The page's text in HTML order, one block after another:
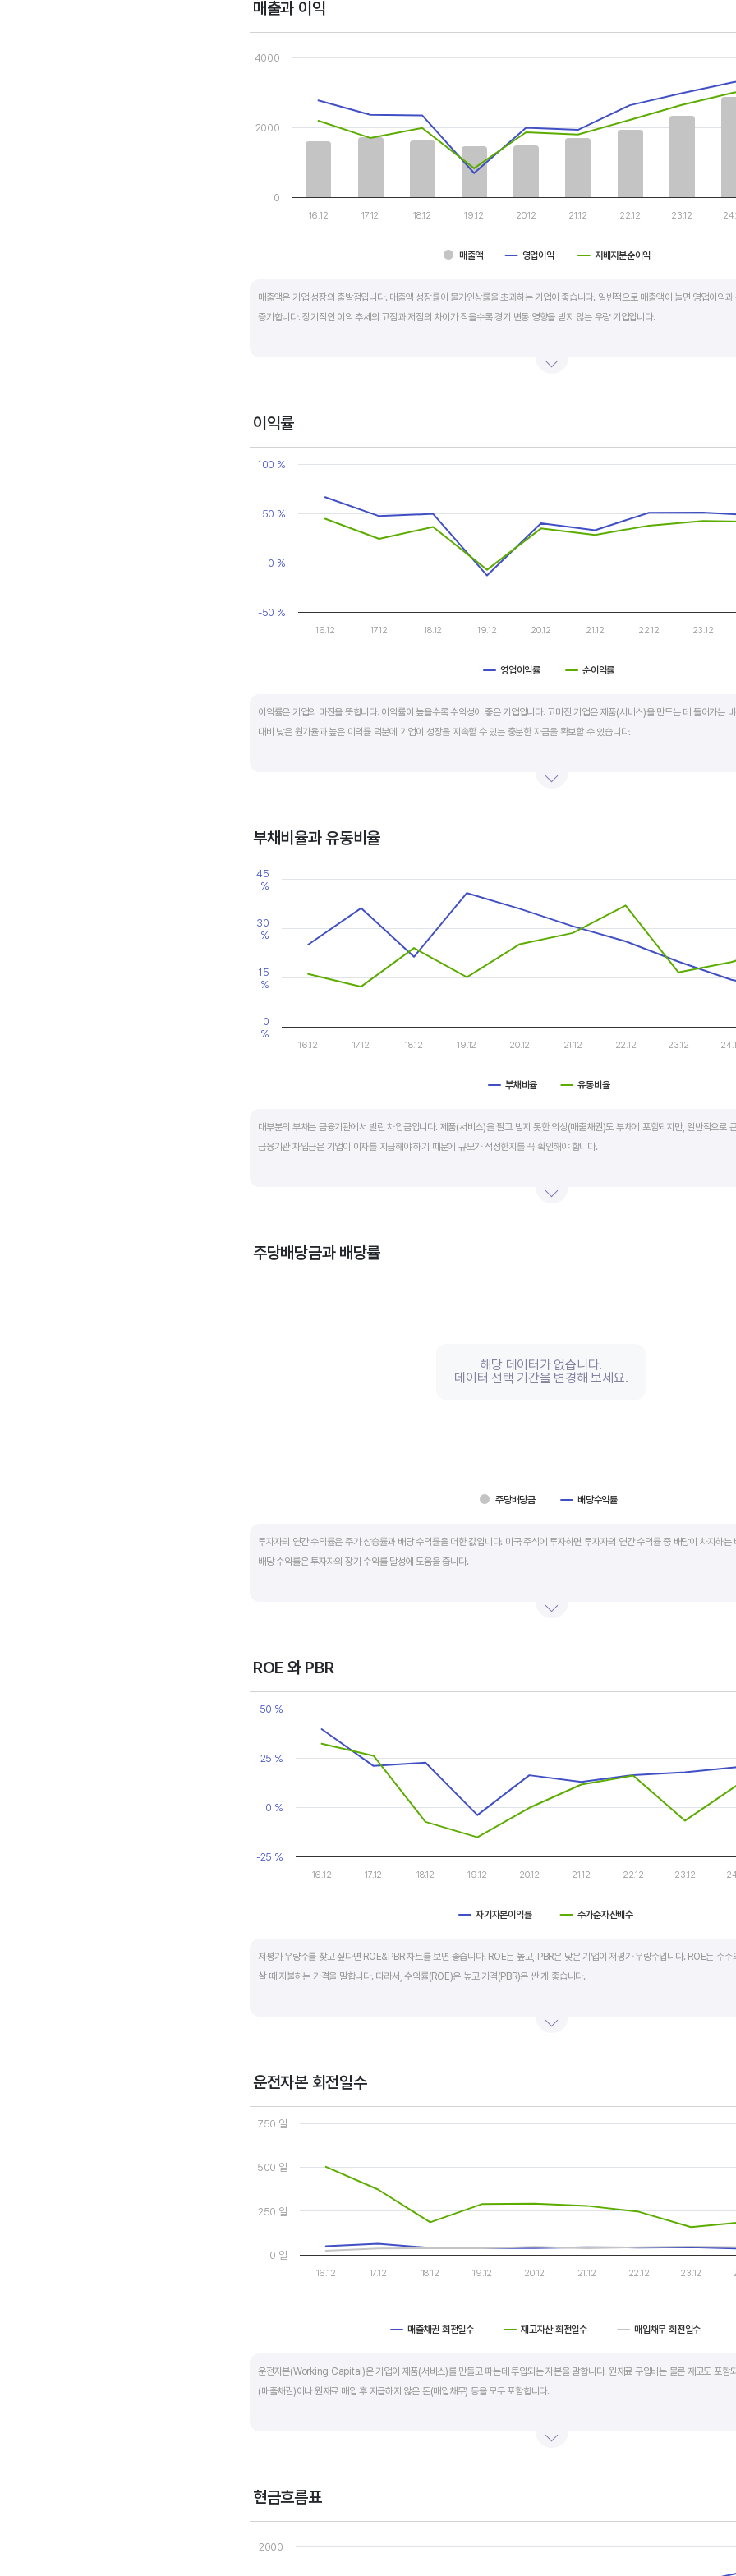
매출과 이익
Chart
View as data table, Chart
매출액 영업이익 지배지분순이익
16.12 17.12 18.12 19.12 20.12 21.12 22.12 23.12
0
2000
4000
매출액은 기업 성장의 출발점입니다. 매출액 성장률이 물가인상률을 초과하는 기업이 좋습니다. 일반적으로 매출액이 늘면 영업이익
증가합니다. 장기적인 이익 추세의 고점과 저점의 차이가 작을수록 경기 변동 영향을 받지 않는 우량 기업입니다.
매출액, 영업이익, 순이익 모두 우상향 하는 기업은 주가도 꾸준히 상승합니다. 주가 상승의 출발점이 꾸준한 매출액 증가에서 시작한다
이익률
Chart
Line chart with 2 lines.
The chart has 1 X axis displaying categories.
The chart has 1 Y axis displaying values. Data ranges from -12.95 to 66.41.
영업이익률 순이익률
16.12 17.12 18.12 19.12 20.12 21.12 22.12 23.12
-50 %
0 %
50 %
100 %
이익률은 기업의 마진을 뜻합니다. 이익률이 높을수록 수익성이 좋은 기업입니다. 고마진 기업은 제품(서비스)을 만드는 데 들어가는
대비 낮은 원가율과 높은 이익률 덕분에 기업이 성장을 지속할 수 있는 충분한 자금을 확보할 수 있습니다.
부채비율과 유동비율
Chart
Line chart with 2 lines.
View as data table, Chart
The chart has 1 X axis displaying categories.
The chart has 2 Y axes displaying values, and values.
부채비율 유동비율
16.12 17.12 18.12 19.12 20.12 21.12 22.12 23.12
0
%
15
%
30
%
45
%
대부분의 부채는 금융기관에서 빌린 차입금입니다. 제품(서비스)을 팔고 받지 못한 외상(매출채권)도 부채에 포함되지만, 일반적으로
금융기관 차입금은 기업이 이자를 지급해야 하기 때문에 규모가 적정한지를 꼭 확인해야 합니다.
주당배당금과 배당률
Chart
주당배당금 배당수익률
해당 데이터가 없습니다.
데이터 선택 기간을 변경해 보세요.
투자자의 연간 수익률은 주가 상승률과 배당 수익률을 더한 값입니다. 미국 주식에 투자하면 투자자의 연간 수익률 중 배당이 차지하
배당 수익률은 투자자의 장기 수익률 달성에 도움을 줍니다.
매력이 있는 기업이고 배당수익률은 높을수록 좋습니다.
ROE 와 PBR
Chart
Line chart with 2 lines.
View as data table, Chart
The chart has 1 X axis displaying categories.
The chart has 2 Y axes displaying values, and values.
자기자본이익률 주가순자산배수
16.12 17.12 18.12 19.12 20.12 21.12 22.12 23.12
-25 %
0 %
25 %
50 %
저평가 우량주를 찾고 싶다면 ROE&PBR 차트를 보면 좋습니다. ROE는 높고, PBR은 낮은 기업이 저평가 우량주입니다. ROE는 주주
살 때 지불하는 가격을 말합니다. 따라서, 수익률(ROE)은 높고 가격(PBR)은 싼 게 좋습니다.
ROE는 자기자본이익률이라고 하며 (순이익/자본총계)*100% 로 계산합니다. PBR은 주가순자산배수라고 하며 (시가총액/자본총계)
운전자본 회전일수
Chart
Line chart with 3 lines.
The chart has 2 Y axes displaying values, and values.
매출채권 회전일수 재고자산 회전일수 매입채무 회전일수
16.12 17.12 18.12 19.12 20.12 21.12 22.12 23.12
0 일
250 일
500 일
750 일
운전자본(Working Capital)은 기업이 제품(서비스)를 만들고 파는데 투입되는 자본을 말합니다. 원재료 구입비는 물론 재고도 포함
(매출채권)이나 원재료 매입 후 지급하지 않은 돈(매입채무) 등을 모두 포함합니다.
운전자본 회전일수는 낮을 수록 좋습니다. 운전자본 회전일수가 낮으면 회사의 현금 회전이 빠릅니다. 현금 → 원재료 → 제품 → 매출
운전자본 회전일수는 매출채권 회전일수 + 재고자산 회전일수 - 매입채무 회전일수로 계산합니다. 매출채권 회전일수는 제품 판매 후
회수하는데 걸리는 일수를 말하며 낮을수록 좋습니다. 재고자산 회전일수는 원재료를 매입해 생산, 판매할 때까지 걸리는 일수를 말하
현금흐름표
Chart
View as data table, Chart
2000